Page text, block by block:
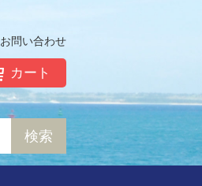
お問い合わせ
カート